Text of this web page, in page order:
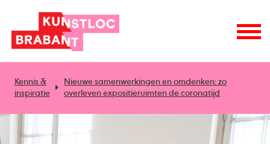
Kennis &
inspiratie
Nieuwe samenwerkingen en omdenken: zo
overleven expositieruimten de coronatijd